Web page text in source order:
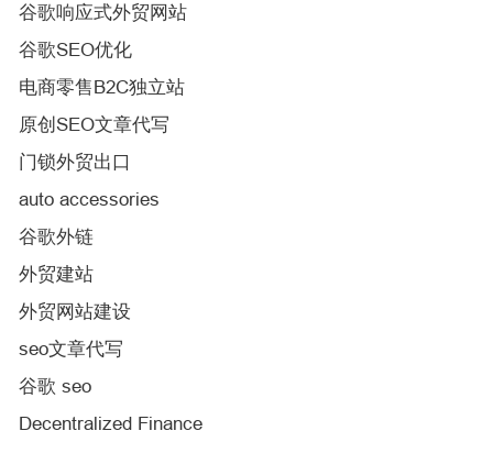
谷歌响应式外贸网站
谷歌SEO优化
电商零售B2C独立站
原创SEO文章代写
门锁外贸出口
auto accessories
谷歌外链
外贸建站
外贸网站建设
seo文章代写
谷歌 seo
Decentralized Finance